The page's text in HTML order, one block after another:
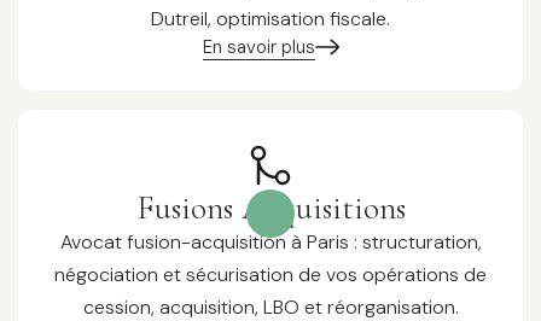
Dutreil, optimisation fiscale.
En savoir plus
Fusions Acquisitions
Avocat fusion-acquisition à Paris : structuration,
négociation et sécurisation de vos opérations de
cession, acquisition, LBO et réorganisation.